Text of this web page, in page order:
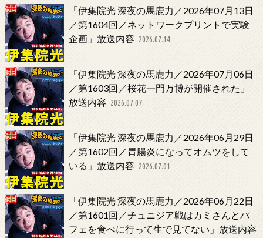
「伊集院光 深夜の馬鹿力／2026年07月13日
／第1604回／ネットワークプリントで実験
企画」放送内容 2026.07.14
「伊集院光 深夜の馬鹿力／2026年07月06日
／第1603回／桜花一門万博が開催された」
放送内容 2026.07.07
「伊集院光 深夜の馬鹿力／2026年06月29日
／第1602回／胃腸炎になってオムツをして
いる」放送内容 2026.07.01
「伊集院光 深夜の馬鹿力／2026年06月22日
／第1601回／チュニジア戦はカミさんとパ
フェを食べに行って生で見てない」放送内容